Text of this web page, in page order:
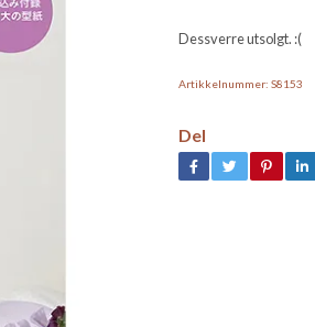
Dessverre utsolgt. :(
Artikkelnummer: S8153
Del